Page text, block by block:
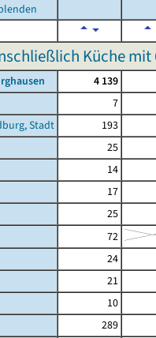
Küche mit
4 139
7
Stadt
193
25
14
17
25
72
24
21
10
289